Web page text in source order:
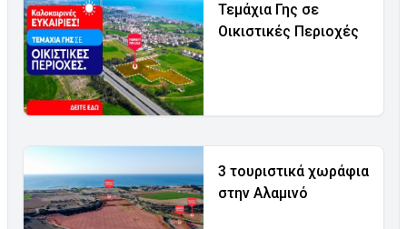
Τεμάχια Γης σε
Οικιστικές Περιοχές
3 τουριστικά χωράφια
στην Αλαμινό